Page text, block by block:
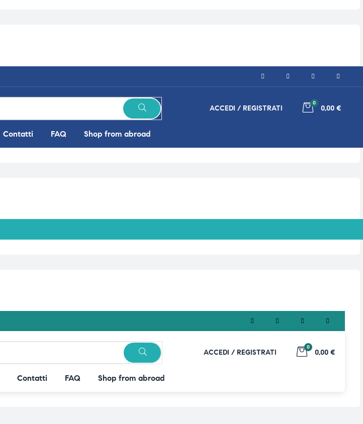
ACCEDI / REGISTRATI
0
0,00 €
Contatti FAQ Shop from abroad
ACCEDI / REGISTRATI
0
0,00 €
Contatti FAQ Shop from abroad